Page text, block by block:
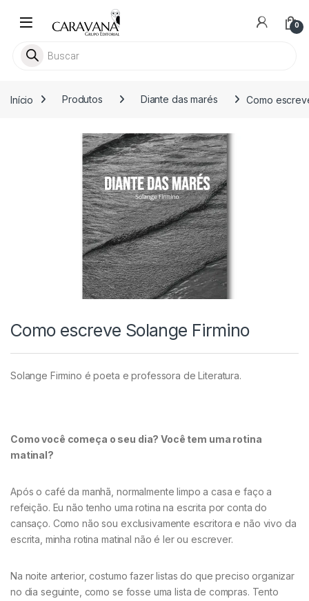
0
Pesquisar livros
Início Produtos Diante das marés Como
Como escreve Solange Firmino
Solange Firmino é poeta e professora de Literatura.
Como você começa o seu dia? Você tem uma rotina
matinal?
Após o café da manhã, normalmente limpo a casa e faço a
refeição. Eu não tenho uma rotina na escrita por conta do
cansaço. Como não sou exclusivamente escritora e não vivo da
escrita, minha rotina matinal não é ler ou escrever.
Na noite anterior, costumo fazer listas do que preciso organizar
no dia seguinte, como se fosse uma lista de compras. Tento